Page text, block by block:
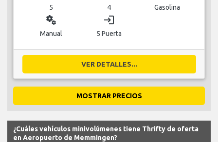
5 4 Gasolina
miscellaneous_services
Manual
login
5 Puerta
VER DETALLES...
MOSTRAR PRECIOS
¿Cuáles vehículos minivolúmenes tiene Thrifty de oferta
en Aeropuerto de Memmingen?